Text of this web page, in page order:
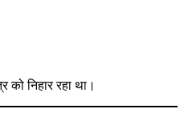
निहार रहा था।